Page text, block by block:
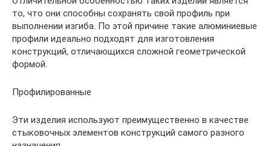
то, что они способны сохранять свой профиль при
выполнении изгиба. По этой причине такие алюминиевые
профили идеально подходят для изготовления
конструкций, отличающихся сложной геометрической
формой.
Профилированные
Эти изделия используют преимущественно в качестве
стыковочных элементов конструкций самого разного